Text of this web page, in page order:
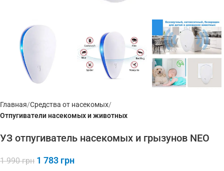
Главная Средства от насекомых
Отпугиватели насекомых и животных
УЗ отпугиватель насекомых и грызунов NEO
1 990грн 1 783 грн